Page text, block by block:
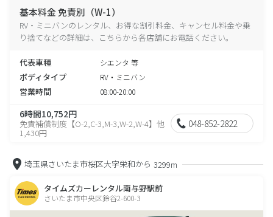
基本料金 免責別（W-1）
RV・ミニバンのレンタル、お得な割引料金、キャンセル料金や乗
り捨てなどの詳細は、こちらから各店舗にお電話ください。
代表車種 シエンタ 等
ボディタイプ RV・ミニバン
営業時間 08:00-20:00
6時間10,752円
免責補償制度【O-2,C-3,M-3,W-2,W-4】他
1,430円
048-852-2822
埼玉県さいたま市桜区大字栄和から 3299m
タイムズカーレンタル南与野駅前
さいたま市中央区鈴谷2-600-3